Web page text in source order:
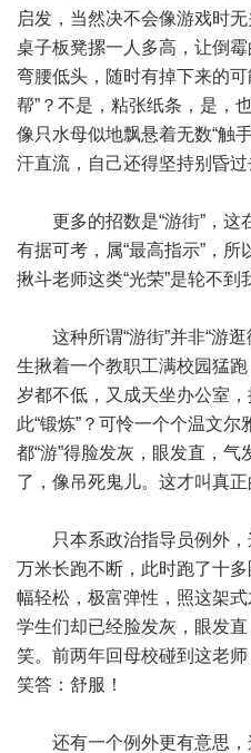
启发，当然决不会像游戏时
桌子板凳摞一人多高，让倒
弯腰低头，随时有掉下来的
帮”？不是，粘张纸条，是，
像只水母似地飘悬着无数“触
汗直流，自己还得坚持别昏过
更多的招数是“游街”，这
有据可考，属“最高指示”，所
揪斗老师这类“光荣”是轮不到
这种所谓“游街”并非“游逛
生揪着一个教职工满校园猛
岁都不低，又成天坐办公室
此“锻炼”？可怜一个个温文
都“游”得脸发灰，眼发直，
了，像吊死鬼儿。这才叫真正
只本系政治指导员例外，
万米长跑不断，此时跑了十
幅轻松，极富弹性，照这架
学生们却已经脸发灰，眼发
笑。前两年回母校碰到这老
笑答：舒服！
还有一个例外更有意思，